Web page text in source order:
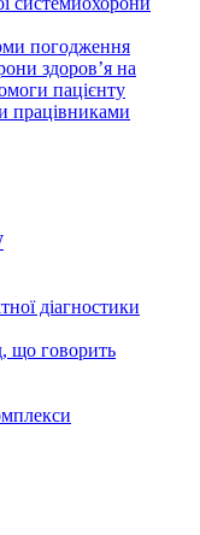
погодження
здоров’я на
пацієнту
працівниками
діагностики
що говорить